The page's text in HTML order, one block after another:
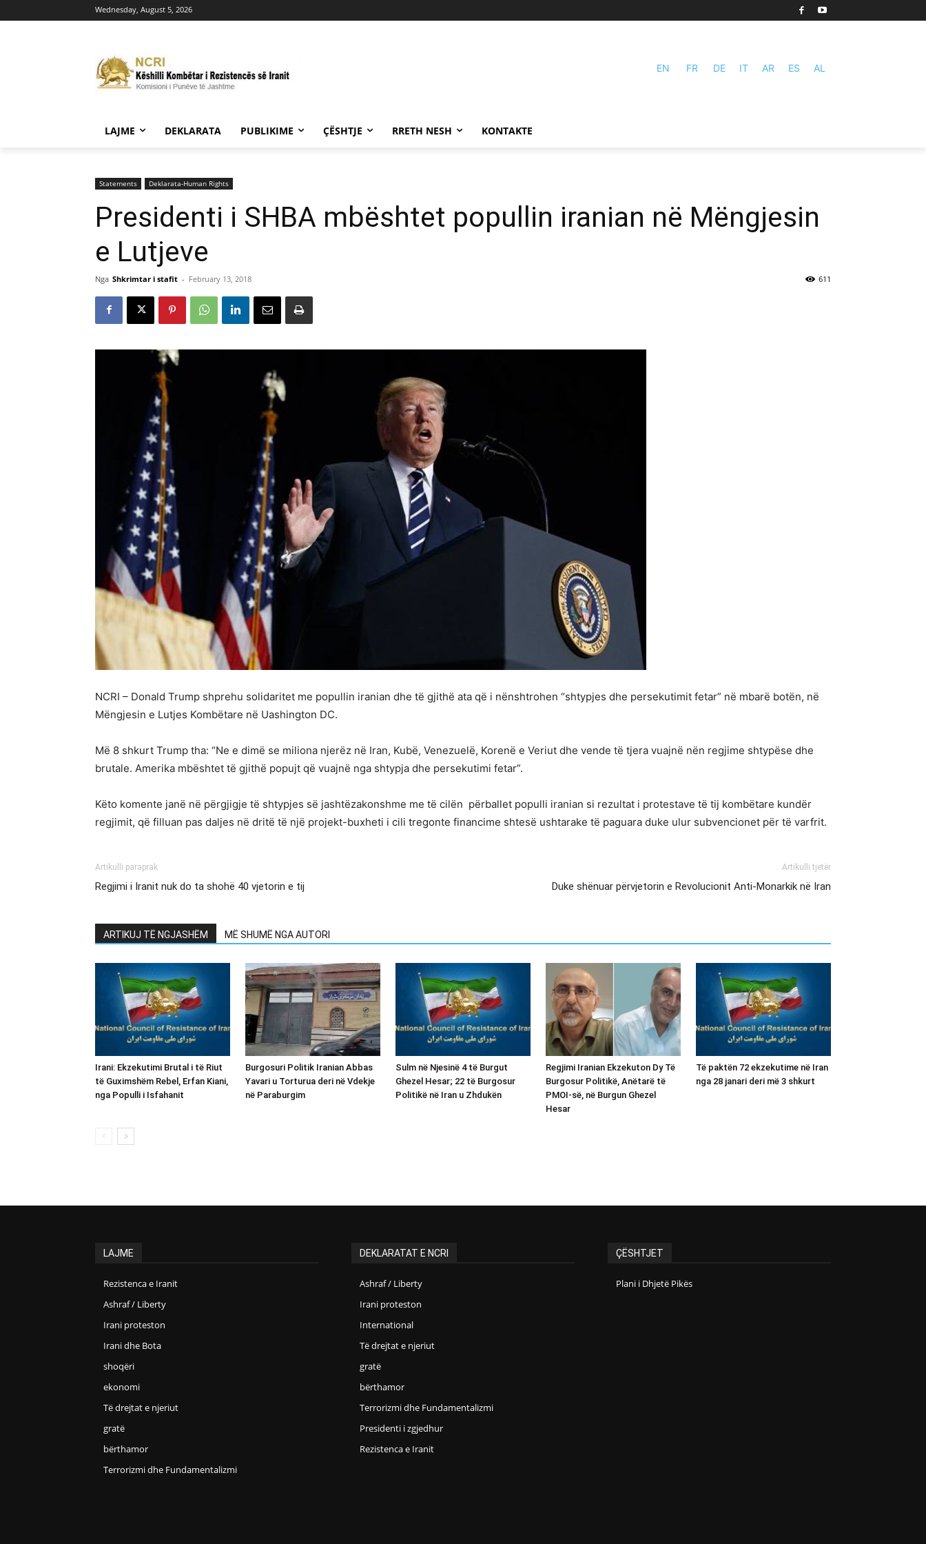
Wednesday, August 5, 2026
EN FR DE IT AR ES AL
LAJME DEKLARATA PUBLIKIME ÇËSHTJE RRETH NESH KONTAKTE
Statements Deklarata-Human Rights
Presidenti i SHBA mbështet popullin iranian në Mëngjesin
e Lutjeve
Nga Shkrimtar i stafit - February 13, 2018 611
NCRI – Donald Trump shprehu solidaritet me popullin iranian dhe të gjithë ata që i nënshtrohen “shtypjes dhe persekutimit fetar” në mbarë botën, në
Mëngjesin e Lutjes Kombëtare në Uashington DC.
Më 8 shkurt Trump tha: “Ne e dimë se miliona njerëz në Iran, Kubë, Venezuelë, Korenë e Veriut dhe vende të tjera vuajnë nën regjime shtypëse dhe
brutale. Amerika mbështet të gjithë popujt që vuajnë nga shtypja dhe persekutimi fetar”.
Këto komente janë në përgjigje të shtypjes së jashtëzakonshme me të cilën përballet populli iranian si rezultat i protestave të tij kombëtare kundër
regjimit, që filluan pas daljes në dritë të një projekt-buxheti i cili tregonte financime shtesë ushtarake të paguara duke ulur subvencionet për të varfrit.
Artikulli paraprak
Regjimi i Iranit nuk do ta shohë 40 vjetorin e tij
Artikulli tjetër
Duke shënuar përvjetorin e Revolucionit Anti-Monarkik në Iran
ARTIKUJ TË NGJASHËM MË SHUMË NGA AUTORI
Irani: Ekzekutimi Brutal i të Riut
të Guximshëm Rebel, Erfan Kiani,
nga Populli i Isfahanit
Burgosuri Politik Iranian Abbas
Yavari u Torturua deri në Vdekje
në Paraburgim
Sulm në Njesinë 4 të Burgut
Ghezel Hesar; 22 të Burgosur
Politikë në Iran u Zhdukën
Regjimi Iranian Ekzekuton Dy Të
Burgosur Politikë, Anëtarë të
PMOI-së, në Burgun Ghezel
Hesar
Të paktën 72 ekzekutime në Iran
nga 28 janari deri më 3 shkurt
LAJME
Rezistenca e Iranit
Ashraf / Liberty
Irani proteston
Irani dhe Bota
shoqëri
ekonomi
Të drejtat e njeriut
gratë
bërthamor
Terrorizmi dhe Fundamentalizmi
DEKLARATAT E NCRI
Ashraf / Liberty
Irani proteston
International
Të drejtat e njeriut
gratë
bërthamor
Terrorizmi dhe Fundamentalizmi
Presidenti i zgjedhur
Rezistenca e Iranit
ÇËSHTJET
Plani i Dhjetë Pikës